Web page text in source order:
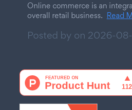
Online commerce is an
overall retail business. Read
Posted by on 2026-